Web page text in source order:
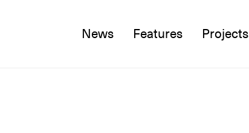
News Features Projects
TwitterFacebook
Instagram